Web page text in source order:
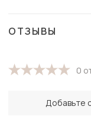
ОТЗЫВЫ
0
Добавьте